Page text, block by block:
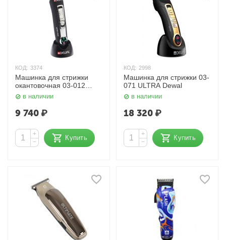
КОД: 3374
Машинка для стрижки
окантовочная 03-012
Dewal
в наличии
9 740₽
+
−
Купить
КОД: 2998
Машинка для стрижки 03-
071 ULTRA Dewal
в наличии
18 320₽
+
−
Купить